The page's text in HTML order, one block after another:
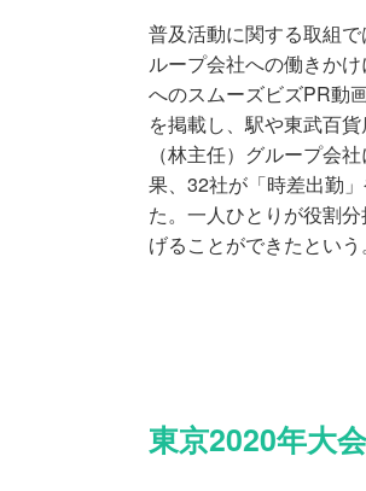
普及活動に関する取組
ループ会社への働きか
へのスムーズビズPR動
を掲載し、駅や東武百
（林主任）グループ会
果、32社が「時差出勤
た。一人ひとりが役割
げることができたという。
東京2020年大